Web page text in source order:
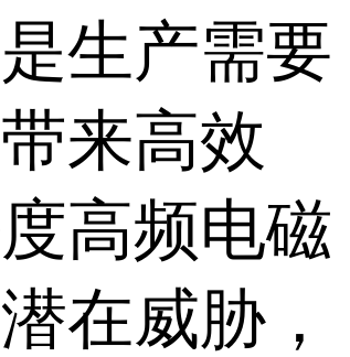
生产需要
来高效
高频电磁
在威胁，